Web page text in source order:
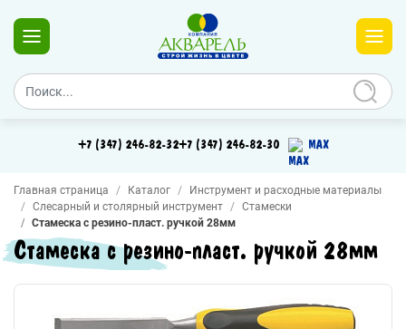
+7 (347) 246-82-32+7 (347) 246-82-30 MAX
Главная страница Каталог
Инструмент и расходные материалы
Слесарный и столярный инструмент
Стамески
Стамеска с резино-пласт. ручкой 28мм
Стамеска с резино-пласт. ручкой 28мм